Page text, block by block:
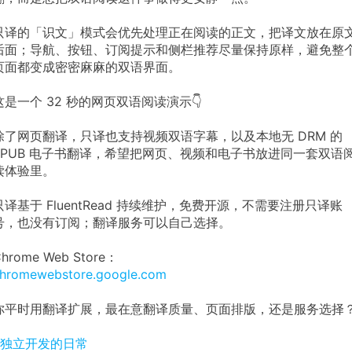
译的「识文」模式会优先处理正在阅读的正文，把译文放在原
面；导航、按钮、订阅提示和侧栏推荐尽量保持原样，避免整
面都变成密密麻麻的双语界面。
是一个 32 秒的网页双语阅读演示👇
了网页翻译，只译也支持视频双语字幕，以及本地无 DRM 的
电子书翻译，希望把网页、视频和电子书放进同一套双语
体验里。
译基于 FluentRead 持续维护，免费开源，不需要注册只译账
，也没有订阅；翻译服务可以自己选择。
Web Store：
平时用翻译扩展，最在意翻译质量、页面排版，还是服务选择
立开发的日常